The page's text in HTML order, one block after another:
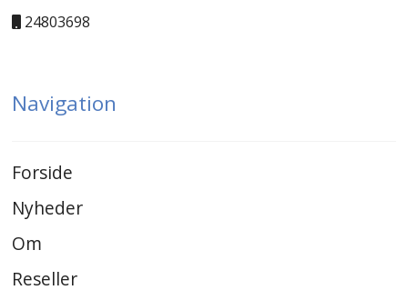
24803698
Navigation
Forside
Nyheder
Om
Reseller